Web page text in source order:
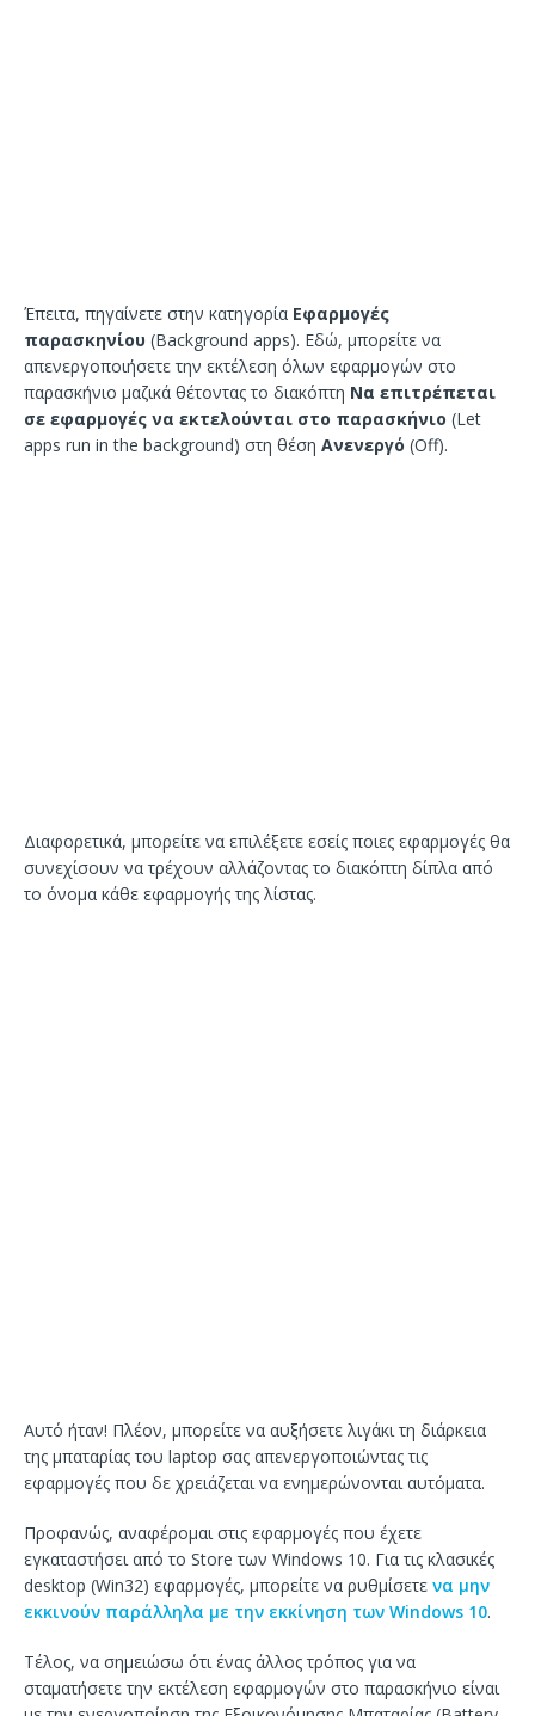
Έπειτα, πηγαίνετε στην κατηγορία Εφαρμογές
παρασκηνίου (Background apps). Εδώ, μπορείτε να
απενεργοποιήσετε την εκτέλεση όλων εφαρμογών στο
παρασκήνιο μαζικά θέτοντας το διακόπτη Να επιτρέπεται
σε εφαρμογές να εκτελούνται στο παρασκήνιο (Let
apps run in the background) στη θέση Ανενεργό (Off).
Διαφορετικά, μπορείτε να επιλέξετε εσείς ποιες εφαρμογές θα
συνεχίσουν να τρέχουν αλλάζοντας το διακόπτη δίπλα από
το όνομα κάθε εφαρμογής της λίστας.
Αυτό ήταν! Πλέον, μπορείτε να αυξήσετε λιγάκι τη διάρκεια
της μπαταρίας του laptop σας απενεργοποιώντας τις
εφαρμογές που δε χρειάζεται να ενημερώνονται αυτόματα.
Προφανώς, αναφέρομαι στις εφαρμογές που έχετε
εγκαταστήσει από το Store των Windows 10. Για τις κλασικές
desktop (Win32) εφαρμογές, μπορείτε να ρυθμίσετε να μην
εκκινούν παράλληλα με την εκκίνηση των Windows 10.
Τέλος, να σημειώσω ότι ένας άλλος τρόπος για να
σταματήσετε την εκτέλεση εφαρμογών στο παρασκήνιο είναι